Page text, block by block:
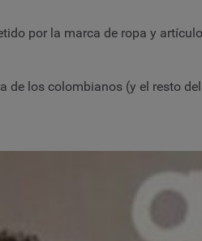
por la marca de ropa y
los colombianos (y el resto